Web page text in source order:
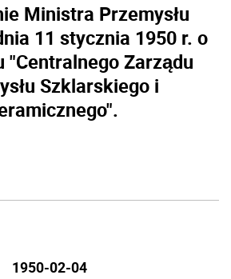
Ministra Przemysłu
11 stycznia 1950 r. o
"Centralnego Zarządu
Szklarskiego i
1950-02-04